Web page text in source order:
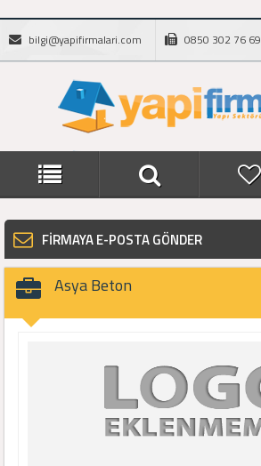
bilgi@yapifirmalari.com 0850 302 76 69
FİRMAYA E-POSTA GÖNDER
Asya Beton